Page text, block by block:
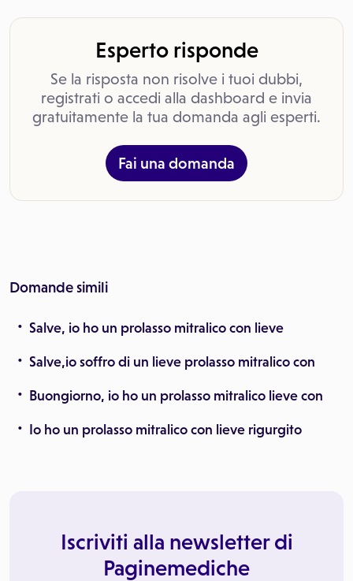
Esperto risponde
Se la risposta non risolve i tuoi dubbi,
registrati o accedi alla dashboard e invia
gratuitamente la tua domanda agli esperti.
Fai una domanda
Domande simili
Salve, io ho un prolasso mitralico con lieve
Salve,io soffro di un lieve prolasso mitralico con
Buongiorno, io ho un prolasso mitralico lieve con
Io ho un prolasso mitralico con lieve rigurgito
Iscriviti alla newsletter di
Paginemediche